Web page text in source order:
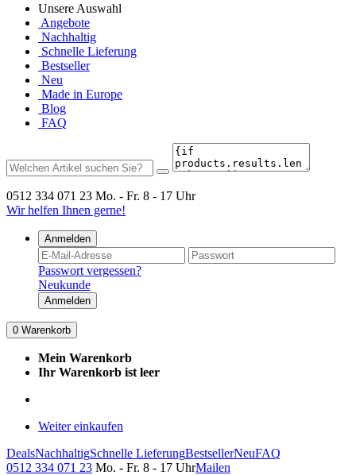
Unsere Auswahl
Angebote
Nachhaltig
Schnelle Lieferung
Bestseller
Neu
Made in Europe
Blog
FAQ
0512 334 071 23 Mo. - Fr. 8 - 17 Uhr
Wir helfen Ihnen gerne!
Anmelden
Passwort vergessen?
Neukunde
Anmelden
0 Warenkorb
Mein Warenkorb
Ihr Warenkorb ist leer
Weiter einkaufen
DealsNachhaltigSchnelle LieferungBestsellerNeuFAQ
0512 334 071 23 Mo. - Fr. 8 - 17 UhrMailen